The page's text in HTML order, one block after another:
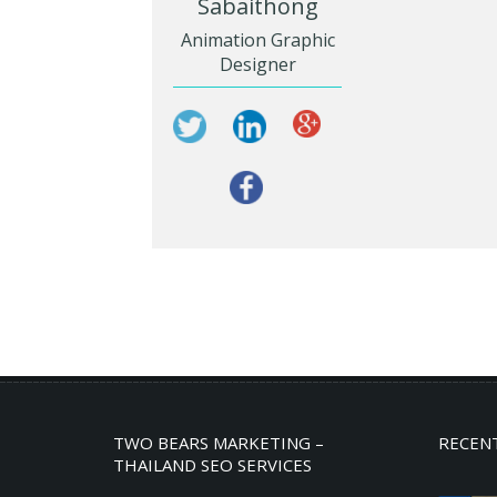
Sabaithong
Animation Graphic
Designer
TWO BEARS MARKETING –
THAILAND SEO SERVICES